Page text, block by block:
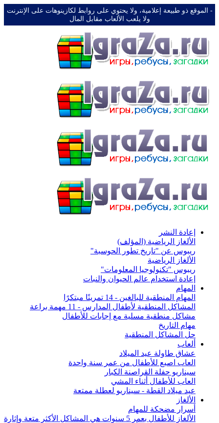
-️ الموقع ذو طبيعة إعلامية، ولا يحتوي على روابط لكازينوهات على الإنترنت
ولا يلعب الألعاب مقابل المال
إعادة النشر
الألغاز الرياضية (المؤلف)
ريبوس عن "تاريخ تطور الحوسبة"
الألغاز الرياضية
ريبوس "تكنولوجيا المعلومات"
إعادة استخدام عالم الحيوان والنبات
المهام
المهام المنطقية للبالغين - 14 تمرينًا مبتكرًا
المشاكل المنطقية لأطفال المدارس - 11 مهمة براعة
مشاكل منطقية مسلية مع إجابات للأطفال
مهام التاريخ
حل المشاكل المنطقية
ألعاب
عشاق طاولة عيد الميلاد
العاب اصبع للأطفال من عمر سنة واحدة
سيناريو حفلة القراصنة الكبار
العاب للأطفال أثناء المشي
عيد ميلاد القطة - سيناريو لعطلة ممتعة
الألغاز
أسرار مضحكة للمهام
الألغاز للأطفال بعمر 5 سنوات هي المشاكل الأكثر متعة وإثارة